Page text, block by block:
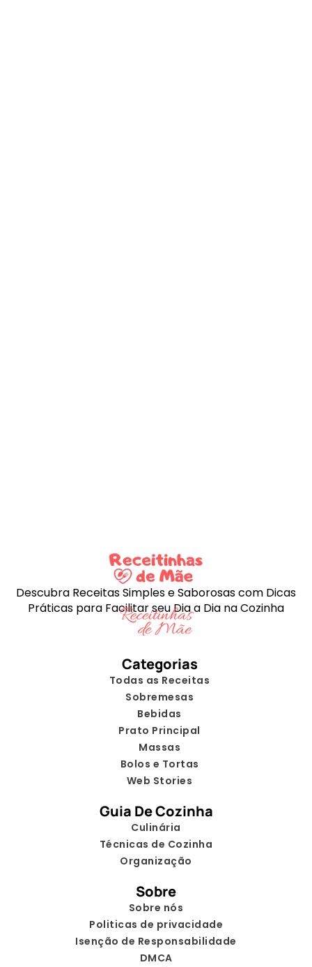
Descubra Receitas Simples e Saborosas com Dicas
Práticas para Facilitar seu Dia a Dia na Cozinha
Categorias
Todas as Receitas
Sobremesas
Bebidas
Prato Principal
Massas
Bolos e Tortas
Web Stories
Guia De Cozinha
Culinária
Técnicas de Cozinha
Organização
Sobre
Sobre nós
Politicas de privacidade
Isenção de Responsabilidade
DMCA